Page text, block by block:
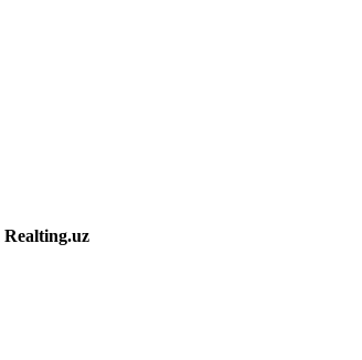
Realting.uz